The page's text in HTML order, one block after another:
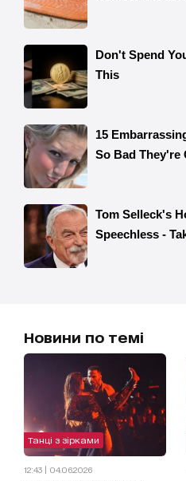
Новини по темі
Танці з зірками
12:43 | 04.06.2026